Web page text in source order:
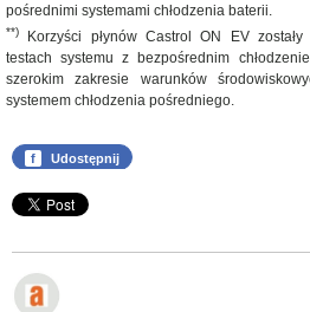
pośrednimi systemami chłodzenia baterii.
**)
Korzyści płynów Castrol ON EV
testach systemu z bezpośrednim
szerokim zakresie warunków
systemem chłodzenia pośredniego.
f Udostępnij